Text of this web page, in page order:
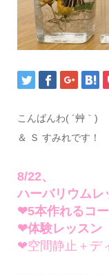
こんばんわ( ´艸｀)
＆ Ｓ すみれです！
8/22、
ハーバリウムレ
❤5本作れるコ
❤体験レッスン
❤空間静止＋デ